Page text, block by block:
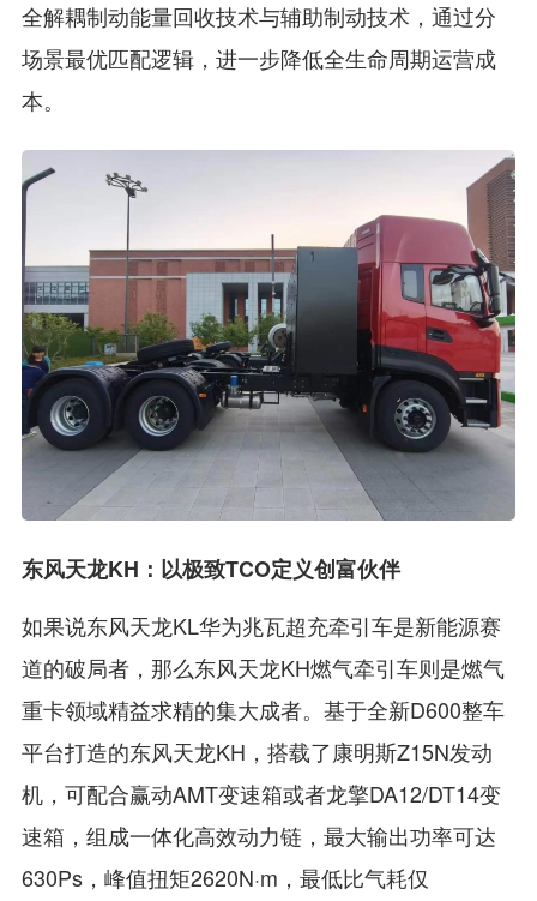
全解耦制动能量回收技术与辅助制动技术，通过分
场景最优匹配逻辑，进一步降低全生命周期运营成
本。
东风天龙KH：以极致TCO定义创富伙伴
如果说东风天龙KL华为兆瓦超充牵引车是新能源赛
道的破局者，那么东风天龙KH燃气牵引车则是燃气
重卡领域精益求精的集大成者。基于全新D600整车
平台打造的东风天龙KH，搭载了康明斯Z15N发动
机，可配合赢动AMT变速箱或者龙擎DA12/DT14变
速箱，组成一体化高效动力链，最大输出功率可达
630Ps，峰值扭矩2620N·m，最低比气耗仅